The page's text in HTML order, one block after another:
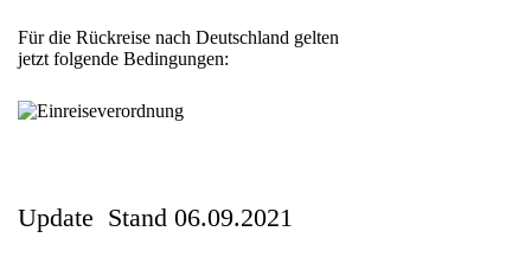
Für die Rückreise nach Deutschland gelten
jetzt folgende Bedingungen:
Update Stand 06.09.2021